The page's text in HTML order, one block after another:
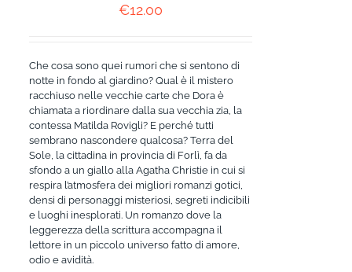
€12.00
Che cosa sono quei rumori che si sentono di
notte in fondo al giardino? Qual è il mistero
racchiuso nelle vecchie carte che Dora è
chiamata a riordinare dalla sua vecchia zia, la
contessa Matilda Rovigli? E perché tutti
sembrano nascondere qualcosa? Terra del
Sole, la cittadina in provincia di Forlì, fa da
sfondo a un giallo alla Agatha Christie in cui si
respira l’atmosfera dei migliori romanzi gotici,
densi di personaggi misteriosi, segreti indicibili
e luoghi inesplorati. Un romanzo dove la
leggerezza della scrittura accompagna il
lettore in un piccolo universo fatto di amore,
odio e avidità.